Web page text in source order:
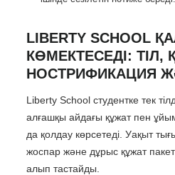
LIBERTY SCHOOL
КӨМЕКТЕСЕДІ: ТІЛ,
НОСТРИФИКАЦИЯ
Liberty School студентке тек
алғашқы айдағы құжат пен
да қолдау көрсетеді. Уақыт
жоспар және дұрыс құжат
алып тастайды.